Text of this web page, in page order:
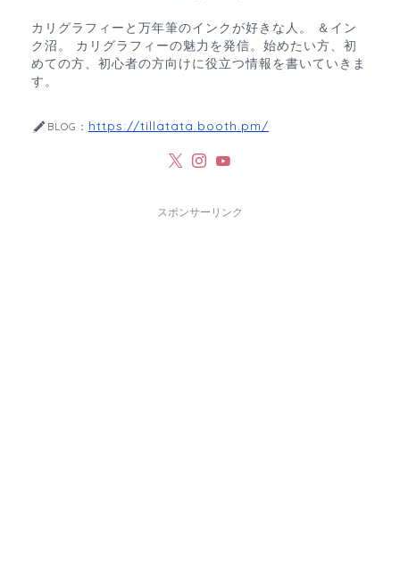
カリグラフィーと万年筆のインクが好きな人。 ＆イン
ク沼。 カリグラフィーの魅力を発信。始めたい方、初
めての方、初心者の方向けに役立つ情報を書いていきま
す。
BLOG： https://tillatata.booth.pm/
スポンサーリンク